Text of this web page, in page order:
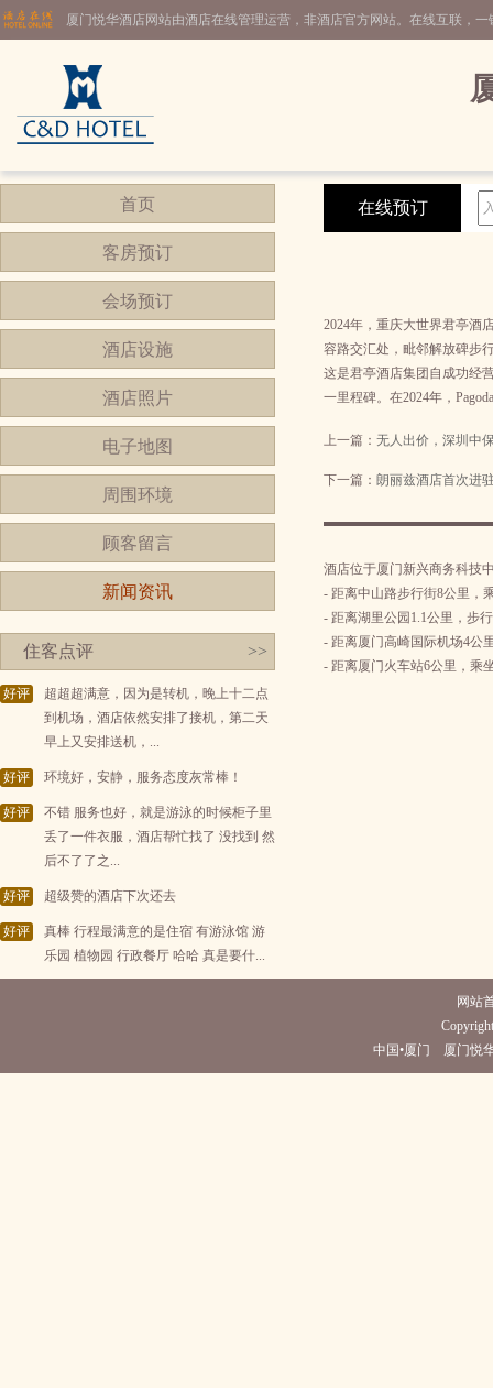
厦门悦华酒店网站由酒店在线管理运营，非酒店官方网站。在线互联，
首页
客房预订
会场预订
酒店设施
酒店照片
电子地图
周围环境
顾客留言
新闻资讯
住客点评 >>
好评
超超超满意，因为是转机，晚上十二点
到机场，酒店依然安排了接机，第二天
早上又安排送机，...
好评 环境好，安静，服务态度灰常棒！
好评
不错 服务也好，就是游泳的时候柜子里
丢了一件衣服，酒店帮忙找了 没找到 然
后不了了之...
好评 超级赞的酒店下次还去
好评
真棒 行程最满意的是住宿 有游泳馆 游
乐园 植物园 行政餐厅 哈哈 真是要什...
在线预订
2024年，重庆大世界君亭酒
容路交汇处，毗邻解放碑步
这是君亭酒店集团自成功经
一里程碑。在2024年，
上一篇： 无人出价，深圳中
下一篇： 朗丽兹酒店首次进
酒店位于厦门新兴商务科技
- 距离中山路步行街8公里，
- 距离湖里公园1.1公里，步
- 距离厦门高崎国际机场4公
- 距离厦门火车站6公里，乘
网站
中国•厦门 厦门悦